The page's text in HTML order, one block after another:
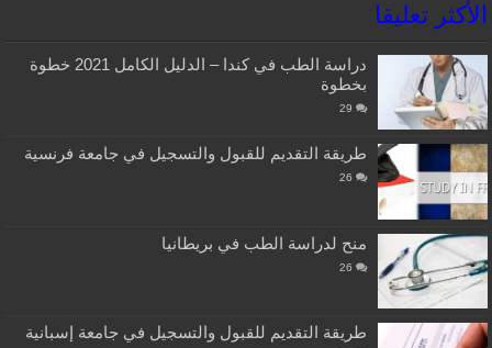
الأكثر تعليقا
دراسة الطب في كندا – الدليل الكامل 2021 خطوة
بخطوة
29
طريقة التقديم للقبول والتسجيل في جامعة فرنسية
26
منح لدراسة الطب في بريطانيا
26
طريقة التقديم للقبول والتسجيل في جامعة إسبانية